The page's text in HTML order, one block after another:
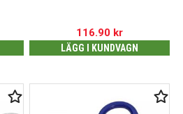
116.90 kr
LÄGG I KUNDVAGN